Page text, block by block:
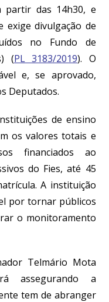
partir das 14h30, e
divulgação de
no Fundo de
(PL 3183/2019). O
e, se aprovado,
Deputados.
de ensino
os valores totais e
financiados ao
do Fies, até 45
A instituição
por tornar públicos
o monitoramento
Telmário Mota
assegurando a
tem de abranger